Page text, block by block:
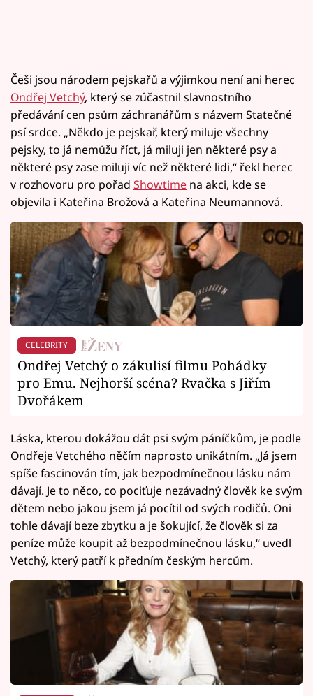
Češi jsou národem pejskařů a výjimkou není ani herec
Ondřej Vetchý, který se zúčastnil slavnostního
předávání cen psům záchranářům s názvem Statečné
psí srdce. „Někdo je pejskař, který miluje všechny
pejsky, to já nemůžu říct, já miluji jen některé psy a
některé psy zase miluji víc než některé lidi,“ řekl herec
v rozhovoru pro pořad Showtime na akci, kde se
objevila i Kateřina Brožová a Kateřina Neumannová.
CELEBRITY
Ondřej Vetchý o zákulisí filmu Pohádky
pro Emu. Nejhorší scéna? Rvačka s Jiřím
Dvořákem
Láska, kterou dokážou dát psi svým páníčkům, je podle
Ondřeje Vetchého něčím naprosto unikátním. „Já jsem
spíše fascinován tím, jak bezpodmínečnou lásku nám
dávají. Je to něco, co pociťuje nezávadný člověk ke svým
dětem nebo jakou jsem já pocítil od svých rodičů. Oni
tohle dávají beze zbytku a je šokující, že člověk si za
peníze může koupit až bezpodmínečnou lásku,“ uvedl
Vetchý, který patří k předním českým hercům.